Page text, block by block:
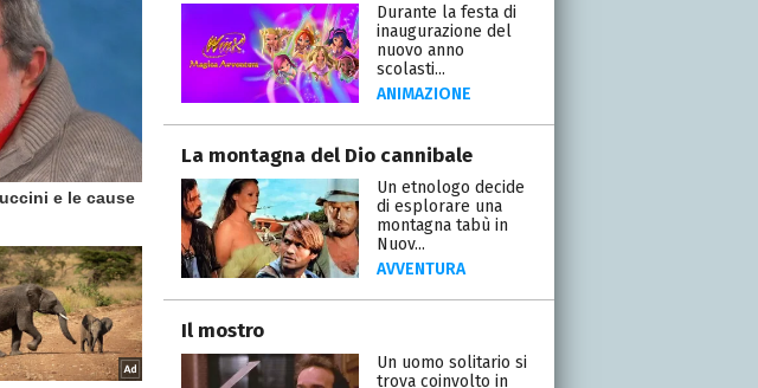
Durante la festa di
inaugurazione del
nuovo anno
scolasti...
ANIMAZIONE
La montagna del Dio cannibale
Un etnologo decide
di esplorare una
montagna tabù in
Nuov...
AVVENTURA
Il mostro
Un uomo solitario si
trova coinvolto in